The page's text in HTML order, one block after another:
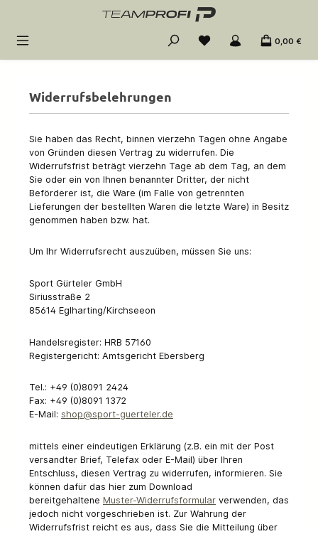
Zum Hauptinhalt springen
0,00 €
Widerrufsbelehrungen
Sie haben das Recht, binnen vierzehn Tagen ohne Angabe
von Gründen diesen Vertrag zu widerrufen. Die
Widerrufsfrist beträgt vierzehn Tage ab dem Tag, an dem
Sie oder ein von Ihnen benannter Dritter, der nicht
Beförderer ist, die Ware (im Falle von getrennten
Lieferungen der bestellten Waren die letzte Ware) in Besitz
genommen haben bzw. hat.
Um Ihr Widerrufsrecht auszuüben, müssen Sie uns:
Sport Gürteler GmbH
Siriusstraße 2
85614 Eglharting/Kirchseeon
Handelsregister: HRB 57160
Registergericht: Amtsgericht Ebersberg
Tel.: +49 (0)8091 2424
Fax: +49 (0)8091 1372
E-Mail: shop@sport-guerteler.de
mittels einer eindeutigen Erklärung (z.B. ein mit der Post
versandter Brief, Telefax oder E-Mail) über Ihren
Entschluss, diesen Vertrag zu widerrufen, informieren. Sie
können dafür das hier zum Download
bereitgehaltene Muster-Widerrufsformular verwenden, das
jedoch nicht vorgeschrieben ist. Zur Wahrung der
Widerrufsfrist reicht es aus, dass Sie die Mitteilung über